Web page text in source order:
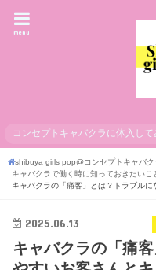
menu
コンセプトキャバクラに体入して
shibuya girls pop@コンセプトキャバク
キャバクラで働く時に知っておきたいこ
キャバクラの「痛客」とは？トラブル
2025.06.13
キャバクラの「痛